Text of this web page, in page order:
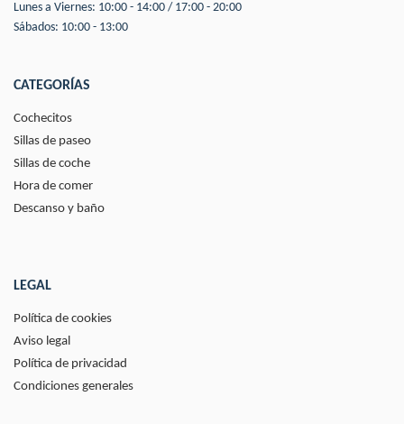
Lunes a Viernes: 10:00 - 14:00 / 17:00 - 20:00
Sábados: 10:00 - 13:00
CATEGORÍAS
Cochecitos
Sillas de paseo
Sillas de coche
Hora de comer
Descanso y baño
LEGAL
Política de cookies
Aviso legal
Política de privacidad
Condiciones generales